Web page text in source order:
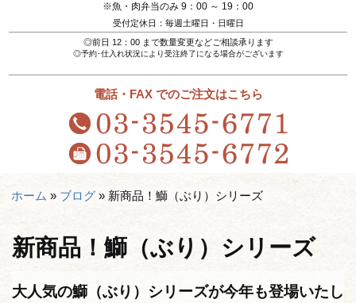
※魚・肉弁当のみ 9：00 ～ 19：00
受付定休日：毎週土曜日・日曜日
◎前日 12：00 まで数量変更などご相談承ります
◎予約･仕入れ状況により受注終了になる場合がございます
電話・FAX でのご注文はこちら
ホーム » ブログ » 新商品！鰤（ぶり）シリーズ
新商品！鰤（ぶり）シリーズ
大人気の鰤（ぶり）シリーズが今年も登場いたし